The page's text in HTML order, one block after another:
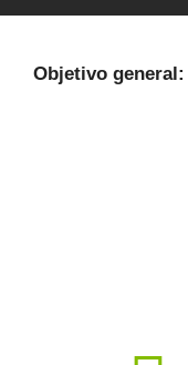
Objetivo general: